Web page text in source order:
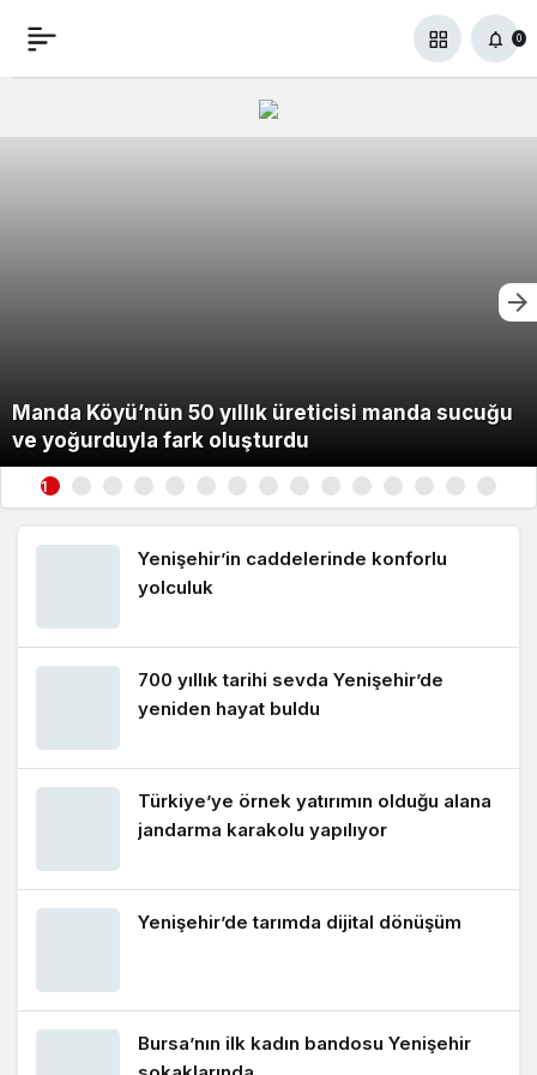
0
Manda Köyü’nün 50 yıllık üreticisi manda sucuğu
ve yoğurduyla fark oluşturdu
1
Yenişehir’in caddelerinde konforlu
yolculuk
700 yıllık tarihi sevda Yenişehir’de
yeniden hayat buldu
Türkiye’ye örnek yatırımın olduğu alana
jandarma karakolu yapılıyor
Yenişehir’de tarımda dijital dönüşüm
Bursa’nın ilk kadın bandosu Yenişehir